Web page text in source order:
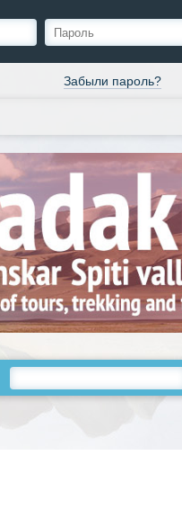
Забыли пароль?